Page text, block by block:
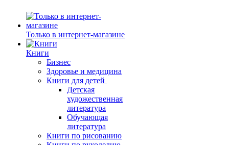
Только в интернет-магазине
Книги
Бизнес
Здоровье и медицина
Книги для детей
Детская
художественная
литература
Обучающая
литература
Книги по рисованию